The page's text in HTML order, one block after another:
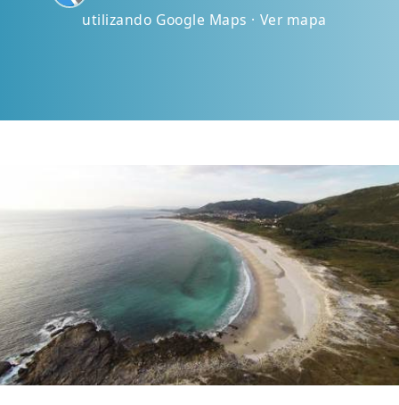
utilizando Google Maps · Ver mapa